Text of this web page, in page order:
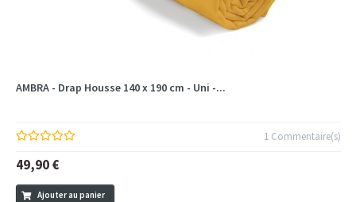
AMBRA - Drap Housse 140 x 190 cm - Uni -...
1 Commentaire(s)
49,90 €
Ajouter au panier